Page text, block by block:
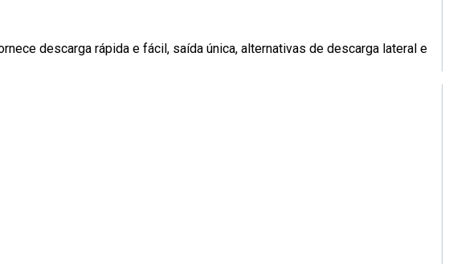
descarga rápida e fácil, saída única, alternativas de descarga lateral e